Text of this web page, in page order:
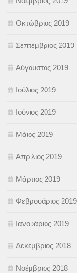
Οκτώβριος 2019
Σεπτέμβριος 2019
Αύγουστος 2019
Ιούλιος 2019
Ιούνιος 2019
Μάιος 2019
Απρίλιος 2019
Μάρτιος 2019
Φεβρουάριος 2019
Ιανουάριος 2019
Δεκέμβριος 2018
Νοέμβριος 2018